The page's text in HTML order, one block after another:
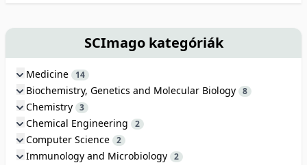
SCImago kategóriák
Medicine 14
Biochemistry, Genetics and Molecular Biology 8
Chemistry 3
Chemical Engineering 2
Computer Science 2
Immunology and Microbiology 2